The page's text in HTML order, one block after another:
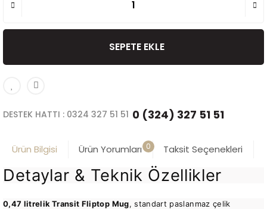
SEPETE EKLE
DESTEK HATTI : 0324 327 51 51 0 (324) 327 51 51
Ürün Bilgisi Ürün Yorumları 0 Taksit Seçenekleri
Detaylar & Teknik Özellikler
0,47 litrelik Transit Fliptop Mug, standart paslanmaz çelik